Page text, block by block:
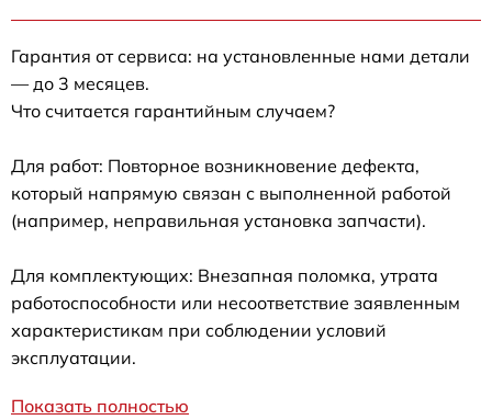
Гарантия от сервиса: на установленные нами детали
— до 3 месяцев.
Что считается гарантийным случаем?
Для работ: Повторное возникновение дефекта,
который напрямую связан с выполненной работой
(например, неправильная установка запчасти).
Для комплектующих: Внезапная поломка, утрата
работоспособности или несоответствие заявленным
характеристикам при соблюдении условий
эксплуатации.
Показать полностью